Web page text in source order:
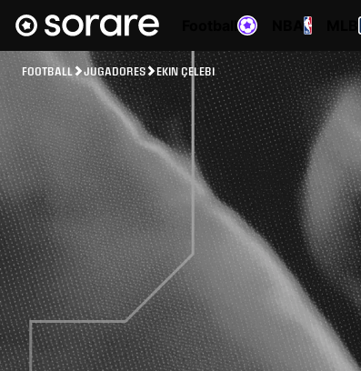
FOOTBALL JUGADORES EKIN ÇELEBI